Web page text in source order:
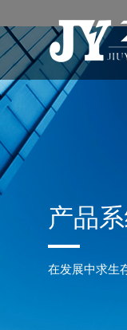
产品
在发展中求生